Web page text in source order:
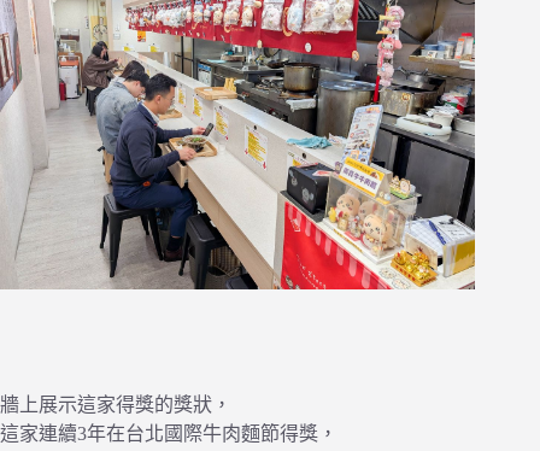
牆上展示這家得獎的獎狀，
這家連續3年在台北國際牛肉麵節得獎，